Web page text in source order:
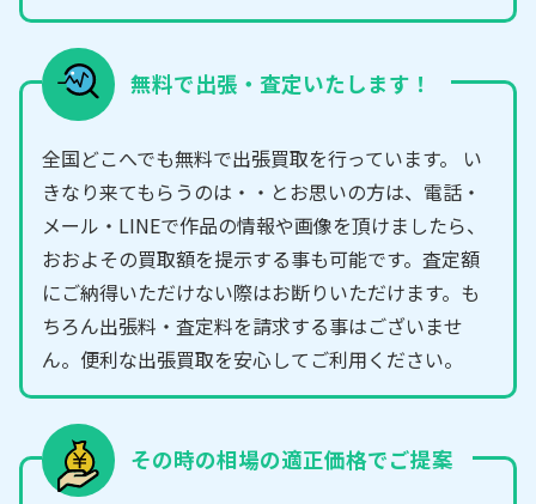
無料で出張・査定いたします！
全国どこへでも無料で出張買取を行っています。 い
きなり来てもらうのは・・とお思いの方は、電話・
メール・LINEで作品の情報や画像を頂けましたら、
おおよその買取額を提示する事も可能です。査定額
にご納得いただけない際はお断りいただけます。も
ちろん出張料・査定料を請求する事はございませ
ん。便利な出張買取を安心してご利用ください。
その時の相場の適正価格でご提案